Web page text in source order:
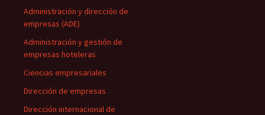
Administración y dirección de
empresas (ADE)
Administración y gestión de
empresas hoteleras
Ciencias empresariales
Dirección de empresas
Dirección internacional de